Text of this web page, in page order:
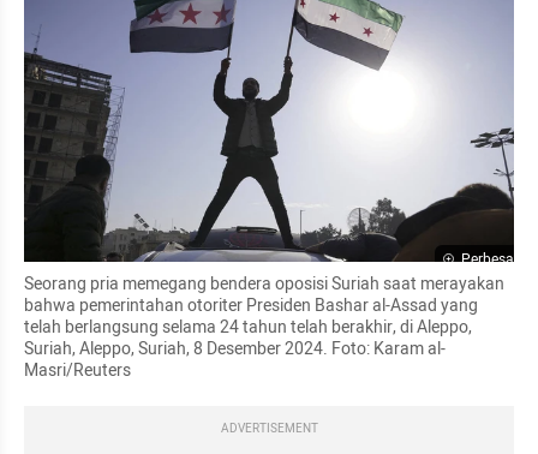
Perbesar
Seorang pria memegang bendera oposisi Suriah saat merayakan
bahwa pemerintahan otoriter Presiden Bashar al-Assad yang
telah berlangsung selama 24 tahun telah berakhir, di Aleppo,
Suriah, Aleppo, Suriah, 8 Desember 2024. Foto: Karam al-
Masri/Reuters
ADVERTISEMENT